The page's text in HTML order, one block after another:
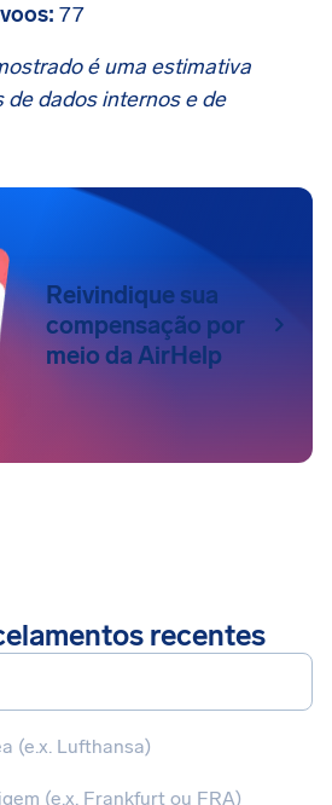
77
é uma estimativa
de dados internos e de
Reivindique sua
compensação por
meio da AirHelp
recentes